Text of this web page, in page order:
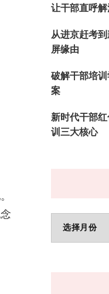
让干部直呼解
从进京赶考
屏缘由
破解干部培
案
新时代干部
训三大核心
章